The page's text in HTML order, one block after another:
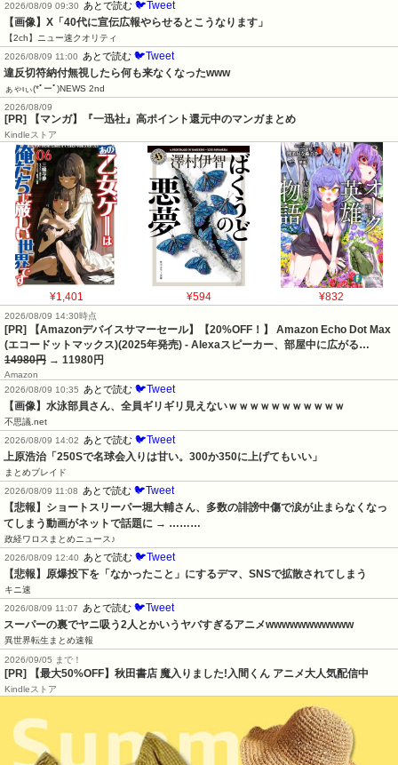
2026/08/09 09:30 あとで読む 🐦Tweet
【画像】X「40代に宣伝広報やらせるとこうなります」
【2ch】ニュー速クオリティ
2026/08/09 11:00
あとで読む 🐦Tweet
違反切符納付無視したら何も来なくなったwww
ぁゃιぃ(*ﾟーﾟ)NEWS 2nd
2026/08/09
[PR] 【マンガ】『一迅社』高ポイント還元中のマンガまとめ
Kindleストア
¥1,401 ¥594 ¥832
2026/08/09 14:30時点
[PR] 【Amazonデバイスサマーセール】【20%OFF！】 Amazon Echo Dot Max
(エコードットマックス)(2025年発売) - Alexaスピーカー、部屋中に広がる…
14980円 → 11980円
Amazon
2026/08/09 10:35
あとで読む 🐦Tweet
【画像】水泳部員さん、全員ギリギリ見えないｗｗｗｗｗｗｗｗｗｗｗ
不思議.net
2026/08/09 14:02
あとで読む 🐦Tweet
上原浩治「250Sで名球会入りは甘い。300か350に上げてもいい」
まとめブレイド
2026/08/09 11:08
あとで読む 🐦Tweet
【悲報】ショートスリーパー堀大輔さん、多数の誹謗中傷で涙が止まらなくなっ
てしまう動画がネットで話題に → ………
政経ワロスまとめニュース♪
2026/08/09 12:40
あとで読む 🐦Tweet
【悲報】原爆投下を「なかったこと」にするデマ、SNSで拡散されてしまう
キニ速
2026/08/09 11:07
あとで読む 🐦Tweet
スーパーの裏でヤニ吸う2人とかいうヤバすぎるアニメwwwwwwwwwww
異世界転生まとめ速報
2026/09/05 まで！
[PR] 【最大50%OFF】秋田書店 魔入りました!入間くん アニメ大人気配信中
Kindleストア